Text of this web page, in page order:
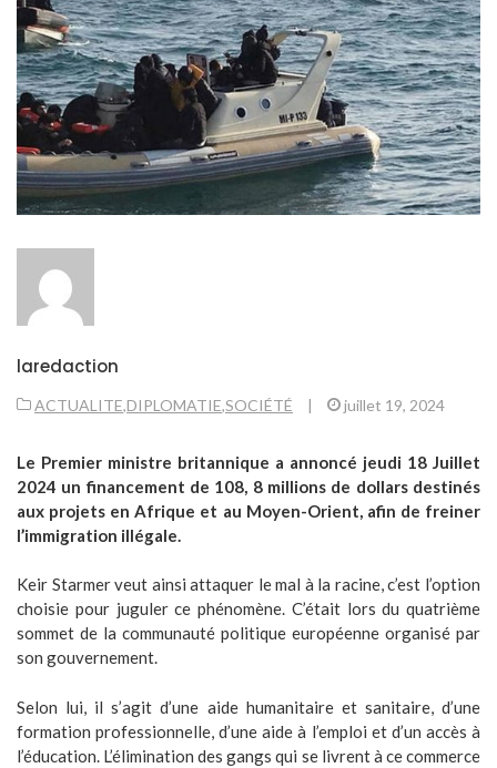
laredaction
ACTUALITE,DIPLOMATIE,SOCIÉTÉ | juillet 19, 2024
Le Premier ministre britannique a annoncé jeudi 18 Juillet
2024 un financement de 108, 8 millions de dollars destinés
aux projets en Afrique et au Moyen-Orient, afin de freiner
l’immigration illégale.
Keir Starmer veut ainsi attaquer le mal à la racine, c’est l’option
choisie pour juguler ce phénomène. C’était lors du quatrième
sommet de la communauté politique européenne organisé par
son gouvernement.
Selon lui, il s’agit d’une aide humanitaire et sanitaire, d’une
formation professionnelle, d’une aide à l’emploi et d’un accès à
l’éducation. L’élimination des gangs qui se livrent à ce commerce